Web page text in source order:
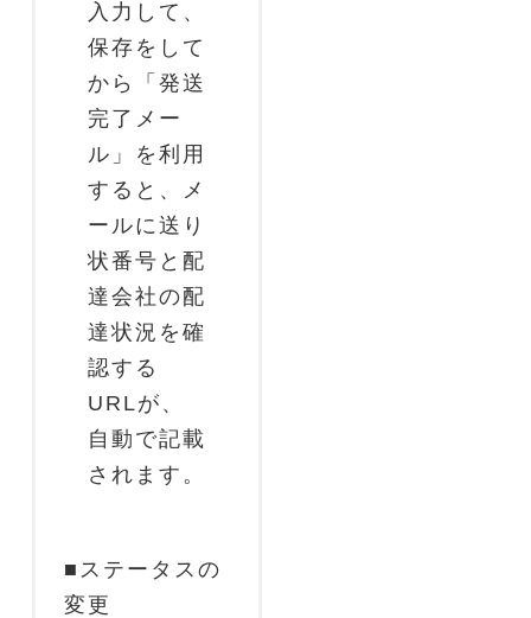
入力して、
保存をして
から「発送
完了メー
ル」を利用
すると、メ
ールに送り
状番号と配
達会社の配
達状況を確
認する
URLが、
自動で記載
されます。
■ステータスの
変更